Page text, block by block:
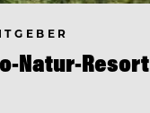
Natur-Resort